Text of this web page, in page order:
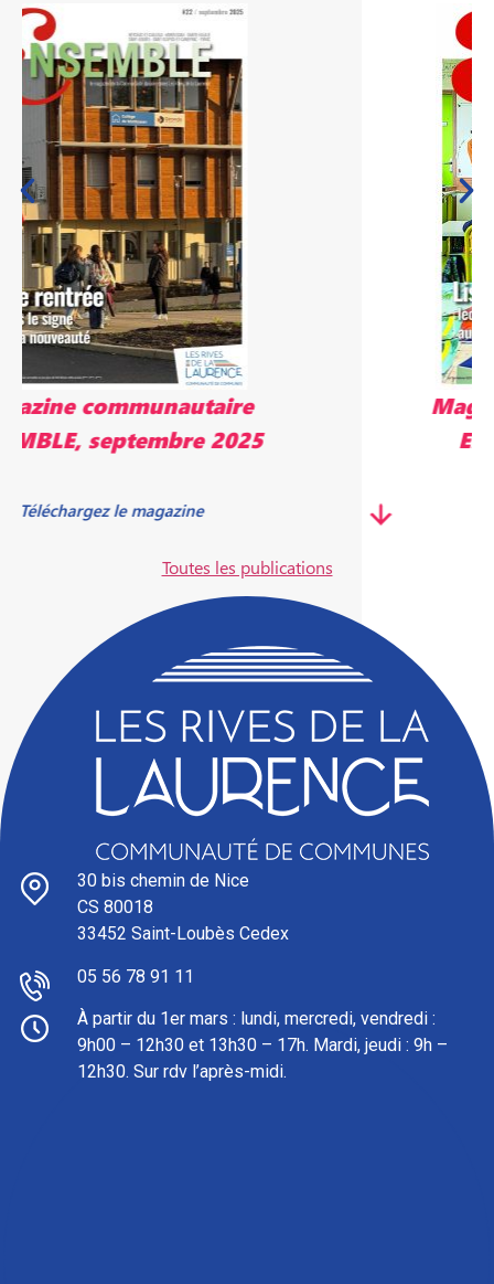
30 bis chemin de Nice
CS 80018
33452 Saint-Loubès Cedex
05 56 78 91 11
À partir du 1er mars : lundi, mercredi, vendredi :
9h00 – 12h30 et 13h30 – 17h. Mardi, jeudi : 9h –
12h30. Sur rdv l’après-midi.
Magazine communautaire
ENSEMBLE, mai 2025
Télécharger le magazine
Toutes les publications